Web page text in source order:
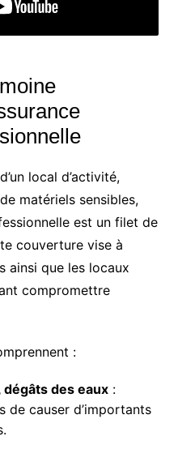
local d’activité,
matériels sensibles,
est un filet de
couverture vise à
ainsi que les locaux
compromettre
:
des eaux:
de causer d’importants